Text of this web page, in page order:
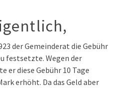
der Gemeinderat die Gebühr
festsetzte. Wegen der
diese Gebühr 10 Tage
erhöht. Da das Geld aber